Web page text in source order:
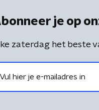
je op
zaterdag het beste